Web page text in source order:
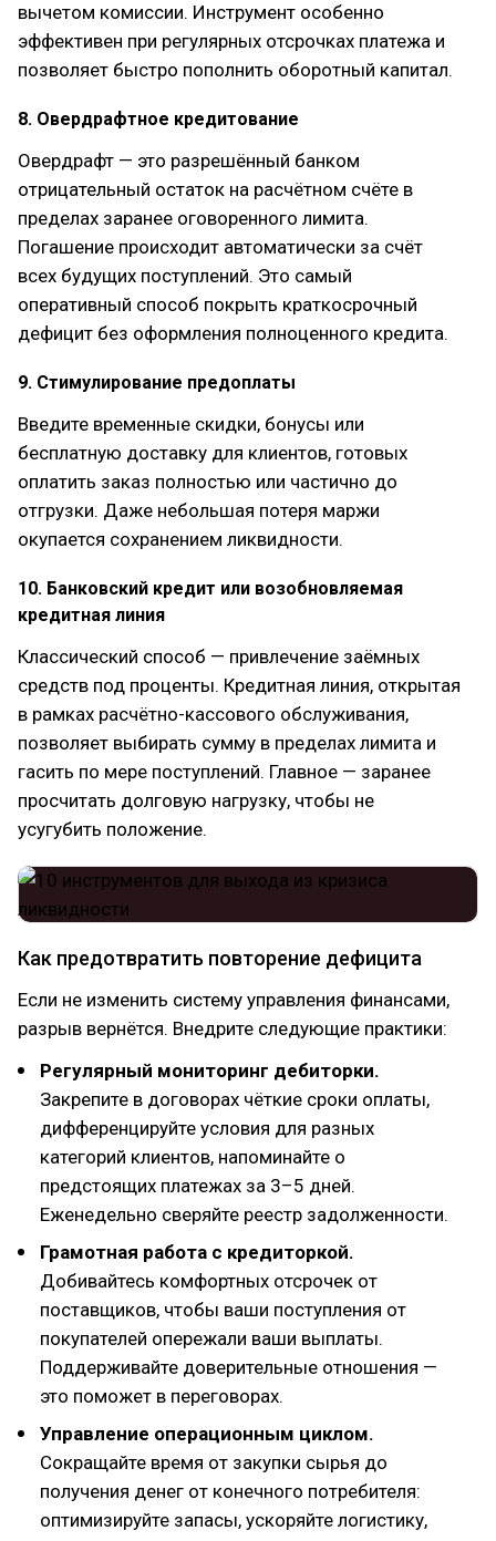
вычетом комиссии. Инструмент особенно
эффективен при регулярных отсрочках платежа и
позволяет быстро пополнить оборотный капитал.
8. Овердрафтное кредитование
Овердрафт — это разрешённый банком
отрицательный остаток на расчётном счёте в
пределах заранее оговоренного лимита.
Погашение происходит автоматически за счёт
всех будущих поступлений. Это самый
оперативный способ покрыть краткосрочный
дефицит без оформления полноценного кредита.
9. Стимулирование предоплаты
Введите временные скидки, бонусы или
бесплатную доставку для клиентов, готовых
оплатить заказ полностью или частично до
отгрузки. Даже небольшая потеря маржи
окупается сохранением ликвидности.
10. Банковский кредит или возобновляемая
кредитная линия
Классический способ — привлечение заёмных
средств под проценты. Кредитная линия, открытая
в рамках расчётно-кассового обслуживания,
позволяет выбирать сумму в пределах лимита и
гасить по мере поступлений. Главное — заранее
просчитать долговую нагрузку, чтобы не
усугубить положение.
Как предотвратить повторение дефицита
Если не изменить систему управления финансами,
разрыв вернётся. Внедрите следующие практики:
Регулярный мониторинг дебиторки.
Закрепите в договорах чёткие сроки оплаты,
дифференцируйте условия для разных
категорий клиентов, напоминайте о
предстоящих платежах за 3–5 дней.
Еженедельно сверяйте реестр задолженности.
Грамотная работа с кредиторкой.
Добивайтесь комфортных отсрочек от
поставщиков, чтобы ваши поступления от
покупателей опережали ваши выплаты.
Поддерживайте доверительные отношения —
это поможет в переговорах.
Управление операционным циклом.
Сокращайте время от закупки сырья до
получения денег от конечного потребителя:
оптимизируйте запасы, ускоряйте логистику,